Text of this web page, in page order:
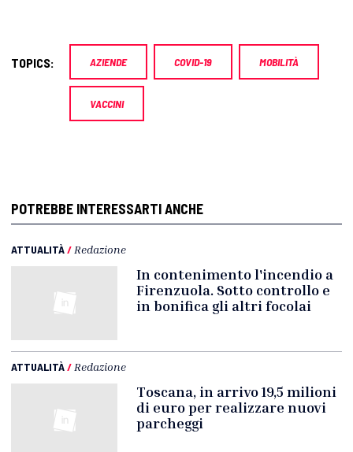
TOPICS: AZIENDE COVID-19 MOBILITÀ
VACCINI
POTREBBE INTERESSARTI ANCHE
ATTUALITÀ/Redazione
In contenimento l'incendio a
Firenzuola. Sotto controllo e
in bonifica gli altri focolai
ATTUALITÀ/Redazione
Toscana, in arrivo 19,5 milioni
di euro per realizzare nuovi
parcheggi